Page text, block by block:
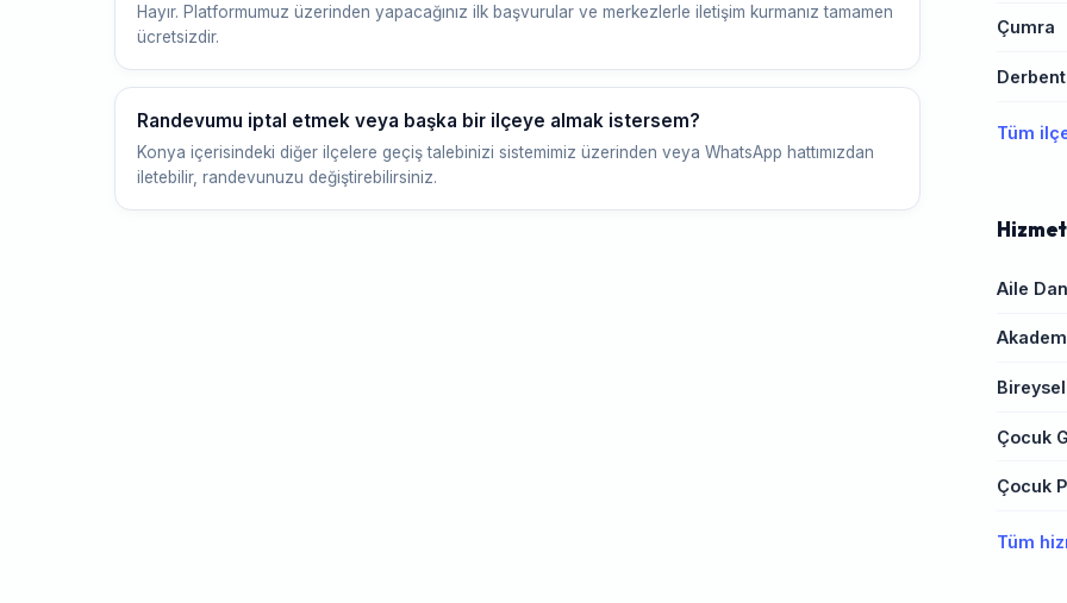
Hayır. Platformumuz üzerinden yapacağınız ilk başvurular ve merkezlerle iletişim kurmanız tamamen
ücretsizdir.
Randevumu iptal etmek veya başka bir ilçeye almak istersem?
Konya içerisindeki diğer ilçelere geçiş talebinizi sistemimiz üzerinden veya WhatsApp hattımızdan
iletebilir, randevunuzu değiştirebilirsiniz.
Çumra
Derbent
Tüm
Aile
Çocuk
Çocuk
Tüm